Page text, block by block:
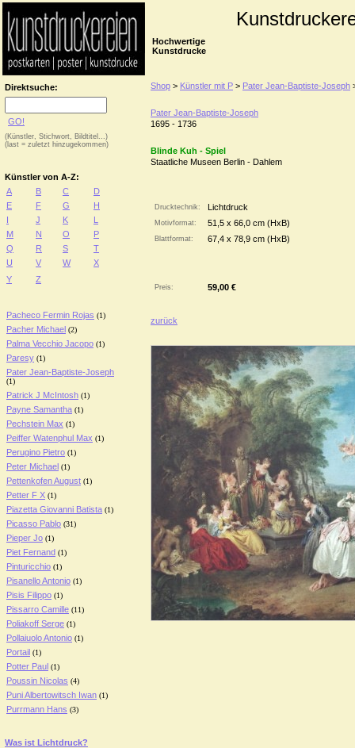
Hochwertige
Kunstdrucke
Direktsuche:
GO!
(Künstler, Stichwort, Bildtitel...)
(last = zuletzt hinzugekommen)
Künstler von A-Z:
A
B C
D
E
F G
H
I
J K
L
M
N O
P
Q
R S
T
U
V W
X
Y
Z
Pacheco Fermin Rojas (1)
Pacher Michael (2)
Palma Vecchio Jacopo (1)
Paresy (1)
Pater Jean-Baptiste-Joseph
(1)
Patrick J McIntosh (1)
Payne Samantha (1)
Pechstein Max (1)
Peiffer Watenphul Max (1)
Perugino Pietro (1)
Peter Michael (1)
Pettenkofen August (1)
Petter F X (1)
Piazetta Giovanni Batista (1)
Picasso Pablo (31)
Pieper Jo (1)
Piet Fernand (1)
Pinturicchio (1)
Pisanello Antonio (1)
Pisis Filippo (1)
Pissarro Camille (11)
Poliakoff Serge (1)
Pollaiuolo Antonio (1)
Portail (1)
Potter Paul (1)
Poussin Nicolas (4)
Puni Albertowitsch Iwan (1)
Purrmann Hans (3)
Was ist Lichtdruck?
Shop > Künstler mit P > Pater Jean-Baptiste-Joseph
Pater Jean-Baptiste-Joseph
1695 - 1736
Blinde Kuh - Spiel
Staatliche Museen Berlin - Dahlem
Drucktechnik: Lichtdruck
Motivformat: 51,5 x 66,0 cm (HxB)
Blattformat: 67,4 x 78,9 cm (HxB)
Preis: 59,00 €
zurück